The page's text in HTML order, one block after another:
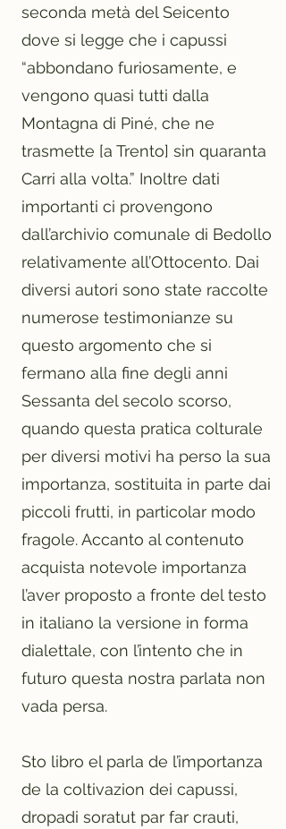
seconda metà del Seicento
dove si legge che i capussi
“abbondano furiosamente, e
vengono quasi tutti dalla
Montagna di Piné, che ne
trasmette [a Trento] sin quaranta
Carri alla volta.” Inoltre dati
importanti ci provengono
dall’archivio comunale di Bedollo
relativamente all’Ottocento. Dai
diversi autori sono state raccolte
numerose testimonianze su
questo argomento che si
fermano alla fine degli anni
Sessanta del secolo scorso,
quando questa pratica colturale
per diversi motivi ha perso la sua
importanza, sostituita in parte dai
piccoli frutti, in particolar modo
fragole. Accanto al contenuto
acquista notevole importanza
l’aver proposto a fronte del testo
in italiano la versione in forma
dialettale, con l’intento che in
futuro questa nostra parlata non
vada persa.
Sto libro el parla de l’importanza
de la coltivazion dei capussi,
dropadi soratut par far crauti,